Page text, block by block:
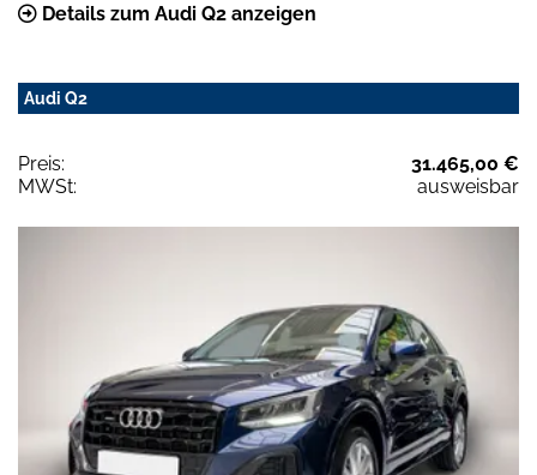
Details zum Audi Q2 anzeigen
Audi Q2
Preis:
31.465,00 €
MWSt:
ausweisbar